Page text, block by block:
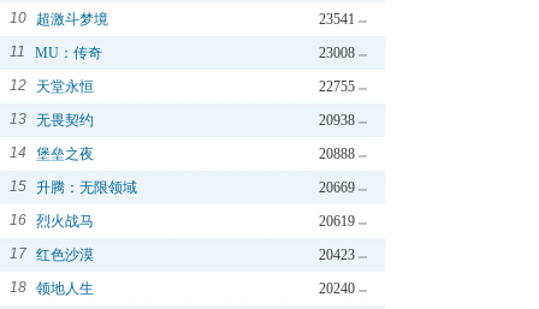
10
23541
超激斗梦境
11
23008
MU：传奇
12
22755
天堂永恒
13
20938
无畏契约
14
20888
堡垒之夜
15
20669
升腾：无限领域
16
20619
烈火战马
17
20423
红色沙漠
18
20240
领地人生